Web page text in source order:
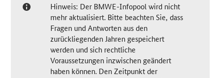
Hinweis: Der BMWE-Infopool wird nicht
mehr aktualisiert. Bitte beachten Sie, dass
Fragen und Antworten aus den
zurückliegenden Jahren gespeichert
werden und sich rechtliche
Voraussetzungen inzwischen geändert
haben können. Den Zeitpunkt der